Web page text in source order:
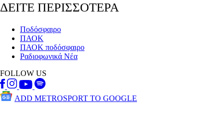
ΔΕΙΤΕ ΠΕΡΙΣΣΟΤΕΡΑ
Ποδόσφαιρο
ΠΑΟΚ
ΠΑΟΚ ποδόσφαιρο
Ραδιοφωνικά Νέα
FOLLOW US
ADD METROSPORT TO GOOGLE